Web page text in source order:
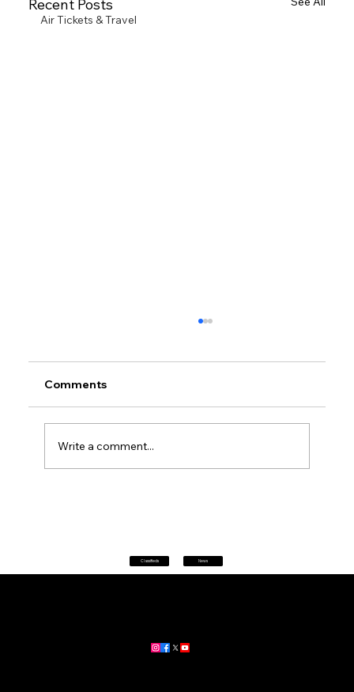
Classifieds News
Air Tickets & Travel
Recent Posts
Comments
Write a comment...
updates, and stories from Australia and Sri Lanka.